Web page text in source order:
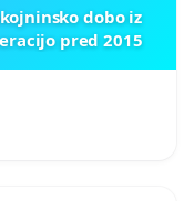
dobo iz
pred 2015